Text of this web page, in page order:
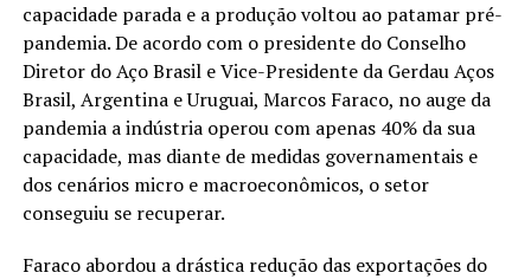
capacidade parada e a produção voltou ao patamar pré-
pandemia. De acordo com o presidente do Conselho
Diretor do Aço Brasil e Vice-Presidente da Gerdau Aços
Brasil, Argentina e Uruguai, Marcos Faraco, no auge da
pandemia a indústria operou com apenas 40% da sua
capacidade, mas diante de medidas governamentais e
dos cenários micro e macroeconômicos, o setor
conseguiu se recuperar.
Faraco abordou a drástica redução das exportações do